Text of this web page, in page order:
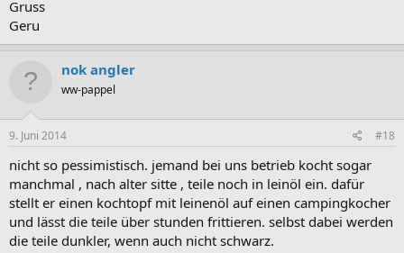
Gruss
Geru
nok angler
ww-pappel
9. Juni 2014 #18
nicht so pessimistisch. jemand bei uns betrieb kocht sogar
manchmal , nach alter sitte , teile noch in leinöl ein. dafür
stellt er einen kochtopf mit leinenöl auf einen campingkocher
und lässt die teile über stunden frittieren. selbst dabei werden
die teile dunkler, wenn auch nicht schwarz.